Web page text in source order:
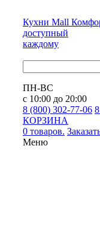
Кухни Mall
доступный
каждому
ПН-ВС
с 10:00 до 20:00
8 (800) 302-77-06
КОРЗИНА
0 товаров.
Меню